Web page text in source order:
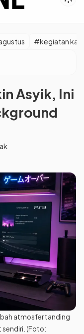
#kegiatan
Asyik, Ini
atmosfer tanding
sendiri. (Foto: